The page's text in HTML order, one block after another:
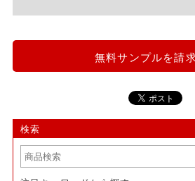
無料サンプルを請
検索